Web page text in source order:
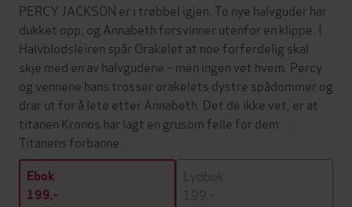
PERCY JACKSON er i trøbbel igjen. To nye halvguder har
dukket opp, og Annabeth forsvinner utenfor en klippe. I
Halvblodsleiren spår Orakelet at noe forferdelig skal
skje med en av halvgudene – men ingen vet hvem. Percy
og vennene hans trosser orakelets dystre spådommer og
drar ut for å lete etter Annabeth. Det de ikke vet, er at
titanen Kronos har lagt en grusom felle for dem …
Titanens forbanne…
Ebok
199,-
Lydbok
199,-